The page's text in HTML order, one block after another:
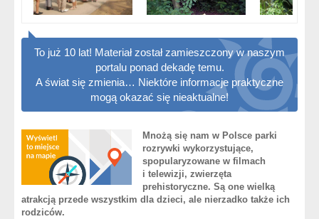
To już 10 lat! Materiał został zamieszczony w naszym
portalu ponad dekadę temu.
A świat się zmienia… Niektóre informacje praktyczne
mogą okazać się nieaktualne!
Mnożą się nam w Polsce parki
rozrywki wykorzystujące,
spopularyzowane w filmach
i telewizji, zwierzęta
prehistoryczne. Są one wielką
atrakcją przede wszystkim dla dzieci, ale nierzadko także ich
rodziców.